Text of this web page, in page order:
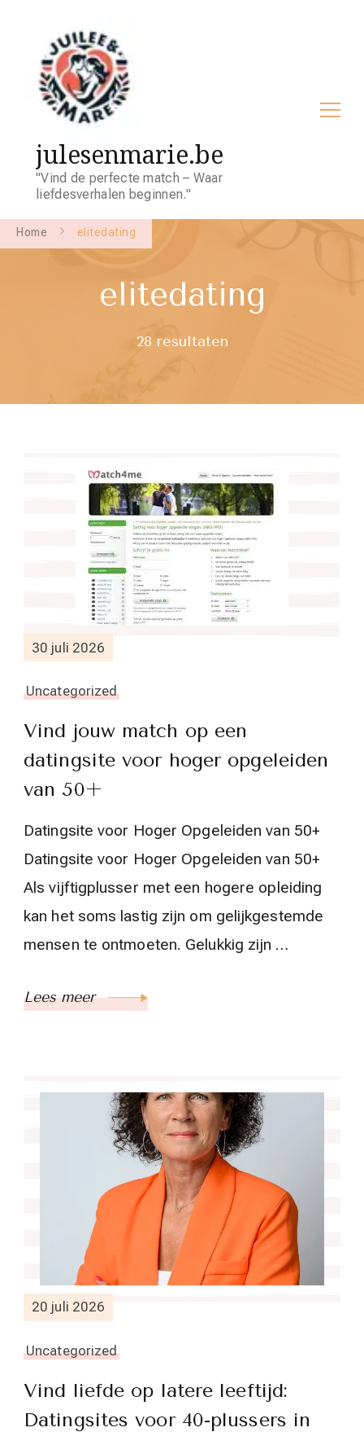
julesenmarie.be
"Vind de perfecte match – Waar
liefdesverhalen beginnen."
Home elitedating
elitedating
28 resultaten
30 juli 2026
Uncategorized
Vind jouw match op een
datingsite voor hoger opgeleiden
van 50+
Datingsite voor Hoger Opgeleiden van 50+
Datingsite voor Hoger Opgeleiden van 50+
Als vijftigplusser met een hogere opleiding
kan het soms lastig zijn om gelijkgestemde
mensen te ontmoeten. Gelukkig zijn …
Lees meer
20 juli 2026
Uncategorized
Vind liefde op latere leeftijd:
Datingsites voor 40-plussers in